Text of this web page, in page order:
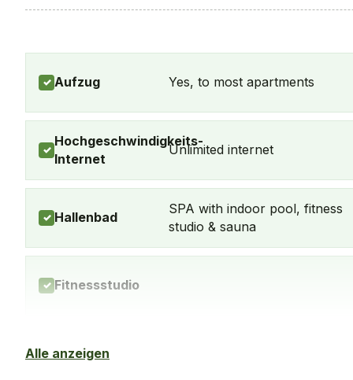
✓ Aufzug Yes, to most apartments
✓
Hochgeschwindigkeits-
Internet
Unlimited internet
✓ Hallenbad
SPA with indoor pool, fitness
studio & sauna
✓ Fitnessstudio
✓ Balkon
Alle anzeigen